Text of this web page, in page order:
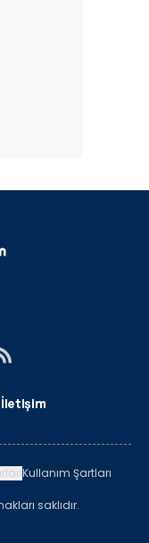
İletişim
Kullanım Şartları
saklıdır.